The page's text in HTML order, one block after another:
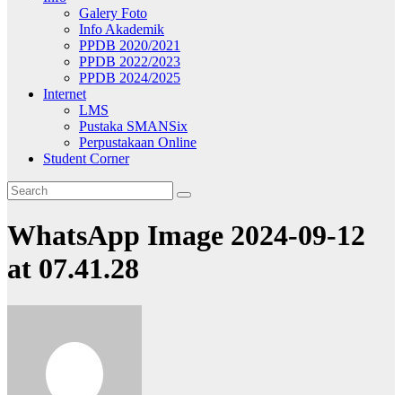
Galery Foto
Info Akademik
PPDB 2020/2021
PPDB 2022/2023
PPDB 2024/2025
Internet
LMS
Pustaka SMANSix
Perpustakaan Online
Student Corner
WhatsApp Image 2024-09-12
at 07.41.28